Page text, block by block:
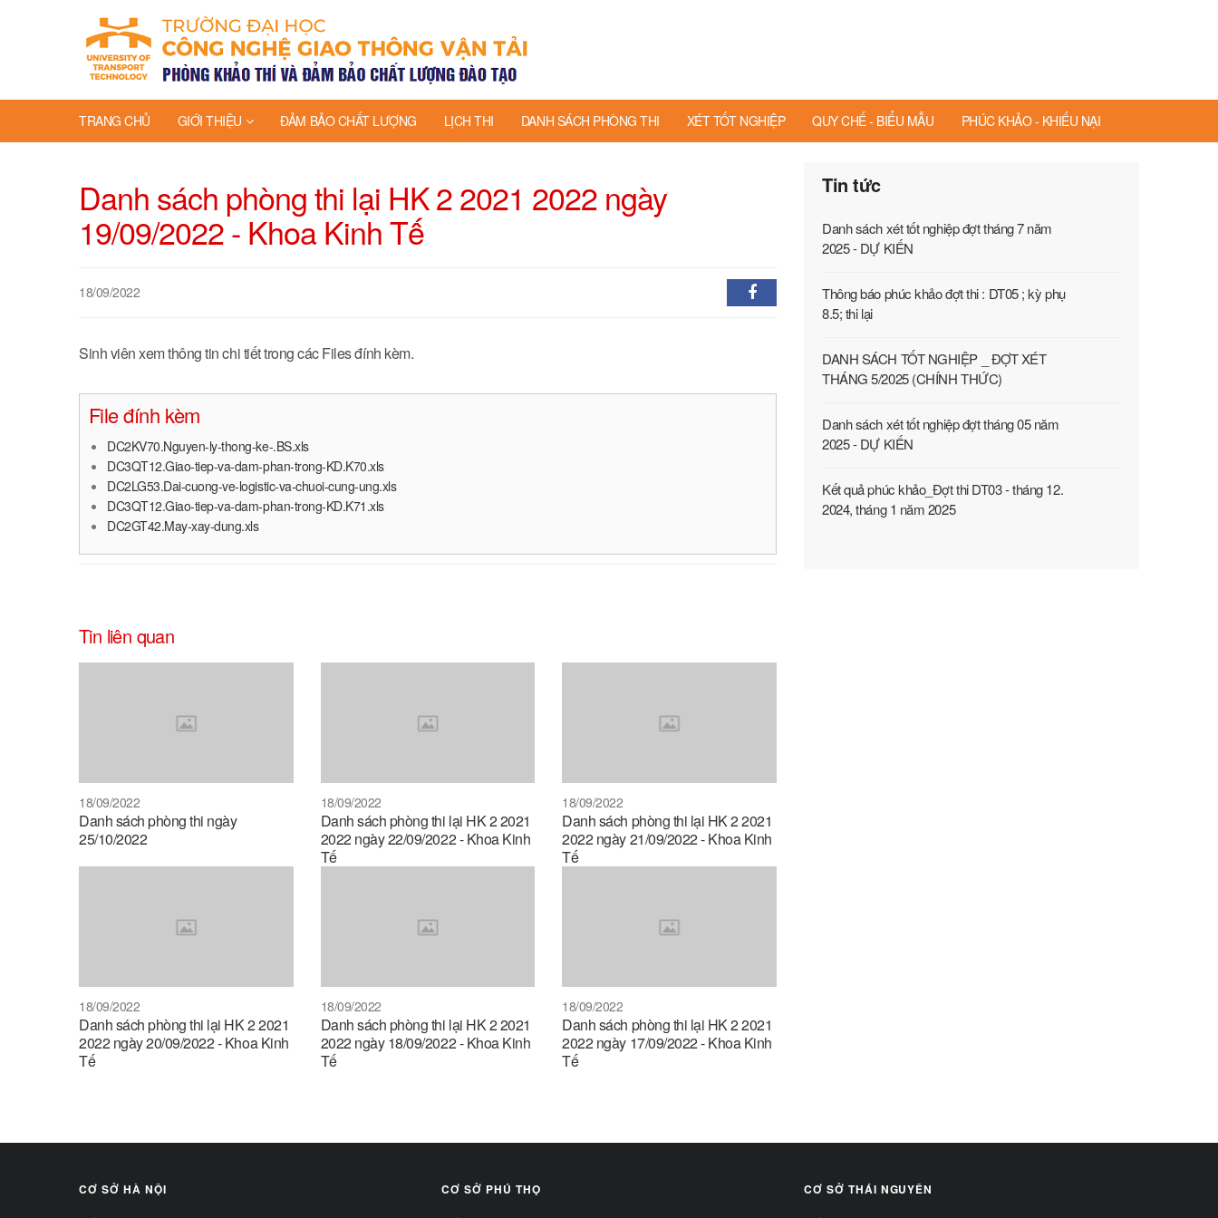
TRANG CHỦ GIỚI THIỆU ĐẢM BẢO CHẤT LƯỢNG LỊCH THI DANH SÁCH PHÒNG THI XÉT TỐT NGHIỆP QUY CHẾ - BIỂU MẪU PHÚC KHẢO - KHIẾU NẠI
Danh sách phòng thi lại HK 2 2021 2022 ngày
19/09/2022 - Khoa Kinh Tế
18/09/2022
Sinh viên xem thông tin chi tiết trong các Files đính kèm.
File đính kèm
DC2KV70.Nguyen-ly-thong-ke-.BS.xls
DC3QT12.Giao-tiep-va-dam-phan-trong-KD.K70.xls
DC2LG53.Dai-cuong-ve-logistic-va-chuoi-cung-ung.xls
DC3QT12.Giao-tiep-va-dam-phan-trong-KD.K71.xls
DC2GT42.May-xay-dung.xls
Tin liên quan
18/09/2022
Danh sách phòng thi ngày
25/10/2022
18/09/2022
Danh sách phòng thi lại HK 2 2021
2022 ngày 22/09/2022 - Khoa Kinh
Tế
18/09/2022
Danh sách phòng thi lại HK 2 2021
2022 ngày 21/09/2022 - Khoa Kinh
Tế
18/09/2022
Danh sách phòng thi lại HK 2 2021
2022 ngày 20/09/2022 - Khoa Kinh
Tế
18/09/2022
Danh sách phòng thi lại HK 2 2021
2022 ngày 18/09/2022 - Khoa Kinh
Tế
18/09/2022
Danh sách phòng thi lại HK 2 2021
2022 ngày 17/09/2022 - Khoa Kinh
Tế
Tin tức
Danh sách xét tốt nghiệp đợt tháng 7 năm
2025 - DỰ KIẾN
Thông báo phúc khảo đợt thi : DT05 ; kỳ phụ
8.5; thi lại
DANH SÁCH TỐT NGHIỆP _ ĐỢT XÉT
THÁNG 5/2025 (CHÍNH THỨC)
Danh sách xét tốt nghiệp đợt tháng 05 năm
2025 - DỰ KIẾN
Kết quả phúc khảo_Đợt thi DT03 - tháng 12.
2024, tháng 1 năm 2025
CƠ SỞ HÀ NỘI CƠ SỞ PHÚ THỌ CƠ SỞ THÁI NGUYÊN